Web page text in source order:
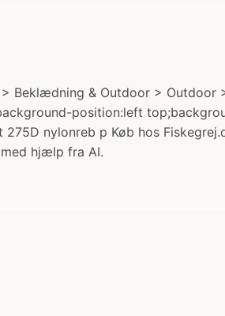
Beklædning & Outdoor >
position:left
nylonreb p Køb hos
hjælp fra AI.